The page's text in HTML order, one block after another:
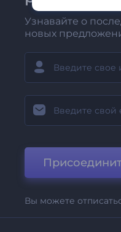
Узнавайте о
новых
Вы можете